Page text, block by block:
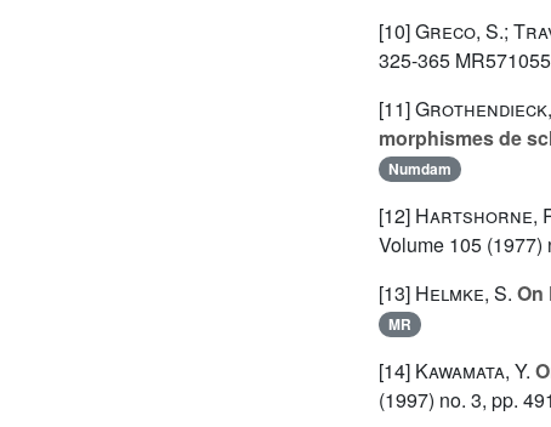
[10]Greco, S.;
325-365
[11]
morphismes de
Numdam
[12] Hartshorne,
Volume 105 (1977)
[13] Helmke, S. On
MR
[14] Kawamata, Y.
(1997) no. 3, pp.